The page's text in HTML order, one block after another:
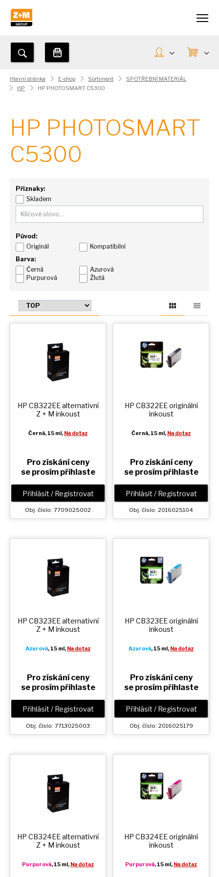
Hlavní stránka E-shop Sortiment
SPOTŘEBNÍ MATERIÁL
HP
HP PHOTOSMART C5300
HP PHOTOSMART
C5300
Příznaky:
Skladem
Původ:
Originál
Kompatibilní
Barva:
Černá
Azurová
Purpurová
Žlutá
HP CB322EE alternativní
Z + M inkoust
Černá, 15 ml, Na dotaz
Pro získání ceny
se prosím přihlaste
Přihlásit / Registrovat
Obj. číslo: 7709025002
HP CB322EE originální
inkoust
Černá, 15 ml, Na dotaz
Pro získání ceny
se prosím přihlaste
Přihlásit / Registrovat
Obj. číslo: 2016025104
HP CB323EE alternativní
Z + M inkoust
Azurová, 15 ml, Na dotaz
Pro získání ceny
se prosím přihlaste
Přihlásit / Registrovat
Obj. číslo: 7713025003
HP CB323EE originální
inkoust
Azurová, 15 ml, Na dotaz
Pro získání ceny
se prosím přihlaste
Přihlásit / Registrovat
Obj. číslo: 2016025179
HP CB324EE alternativní
Z + M inkoust
Purpurová, 15 ml, Na dotaz
HP CB324EE originální
inkoust
Purpurová, 15 ml, Na dotaz